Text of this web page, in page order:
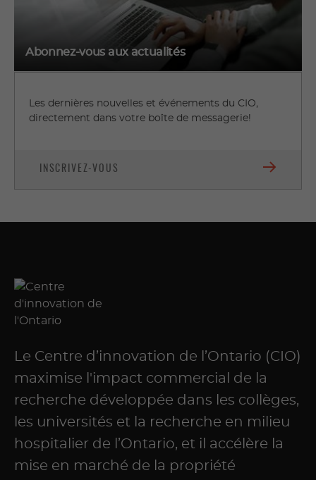
Abonnez-vous aux actualités
Les dernières nouvelles et événements du CIO,
directement dans votre boîte de messagerie!
INSCRIVEZ-VOUS
Le Centre d’innovation de l’Ontario (CIO)
maximise l'impact commercial de la
recherche développée dans les collèges,
les universités et la recherche en milieu
hospitalier de l’Ontario, et il accélère la
mise en marché de la propriété